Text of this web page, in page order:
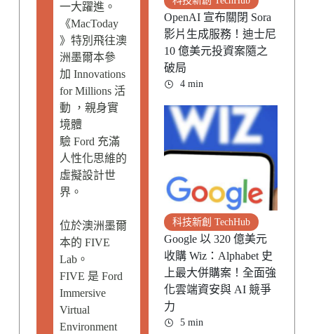
一大躍進。
《MacToday
》特別飛往澳
洲墨爾本參
加 Innovations
for Millions 活
動 ，親身實
境體
驗 Ford 充滿
人性化思維的
虛擬設計世
界。
位於澳洲墨爾
本的 FIVE
Lab。
FIVE 是 Ford
Immersive
Virtual
Environment
OpenAI 宣布關閉 Sora
影片生成服務！迪士尼
10 億美元投資案隨之
破局
4 min
科技新創 TechHub
Google 以 320 億美元
收購 Wiz：Alphabet 史
上最大併購案！全面強
化雲端資安與 AI 競爭
力
5 min